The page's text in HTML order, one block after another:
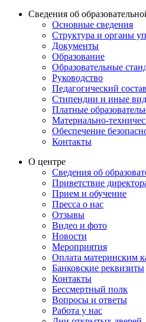
Сведения об
Основные сведения
Структура и органы
Документы
Образование
Образовательные
Руководство
Педагогический состав
Стипендии и иные
Платные
Материально-
Обеспечение
Контакты
О центре
Сведения об
Приветствие
Прием и обучение
Пресса о нас
Отзывы
Видео и фото
Новости
Мероприятия
Оплата материнским
Банковские реквизиты
Контакты
Бессмертный полк
Вопросы и ответы
Работа у нас